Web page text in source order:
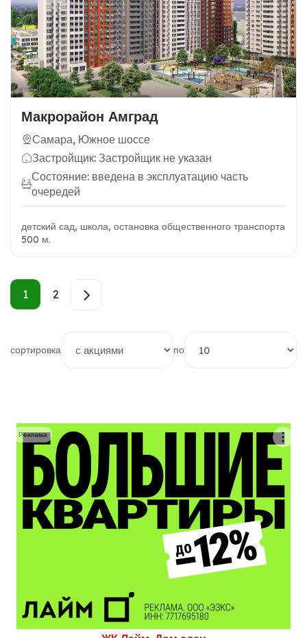
Макрорайон Амград
Самара, Южное шоссе
Застройщик: Застройщик не указан
Состояние: введена в эксплуатацию часть
очередей
детский сад, школа, остановка общественного транспорта
500 м.
1 2
сортировка по
Реклама